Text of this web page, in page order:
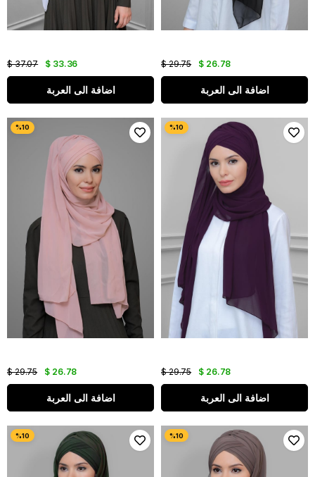
$ 33.36
$ 37.07
اضافة الى العربة
$ 26.78
$ 29.75
اضافة الى العربة
$ 26.78
$ 29.75
اضافة الى العربة
$ 26.78
$ 29.75
اضافة الى العربة